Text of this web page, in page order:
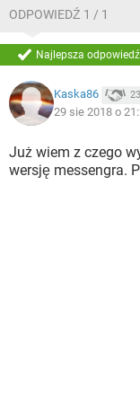
ODPOWIEDŹ 1 / 1
Najlepsza odpowiedź
Kaska86 23
29 sie 2018 o
Już wiem z czego
wersję messengra.